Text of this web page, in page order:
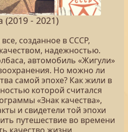
(2019 - 2021)
созданное в СССР,
надежностью.
автомобиль «Жигули»
Но можно ли
самой эпохе? Как жили в
которой считался
«Знак качества»,
и свидетели той эпохи
путешествие во времени